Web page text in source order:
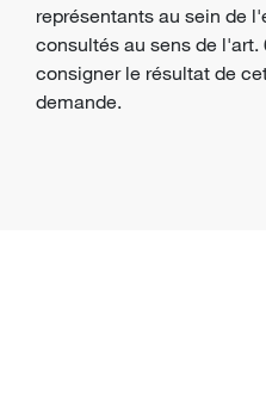
représentants au sein de
consultés au sens de l'art.
consigner le résultat de
demande.